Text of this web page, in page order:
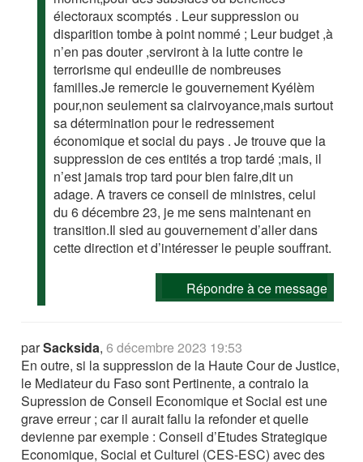
électoraux scomptés . Leur suppression ou
disparition tombe à point nommé ; Leur budget ,à
n’en pas douter ,serviront à la lutte contre le
terrorisme qui endeuille de nombreuses
familles.Je remercie le gouvernement Kyélèm
pour,non seulement sa clairvoyance,mais surtout
sa détermination pour le redressement
économique et social du pays . Je trouve que la
suppression de ces entités a trop tardé ;mais, il
n’est jamais trop tard pour bien faire,dit un
adage. A travers ce conseil de ministres, celui
du 6 décembre 23, je me sens maintenant en
transition.Il sied au gouvernement d’aller dans
cette direction et d’intéresser le peuple souffrant.
Répondre à ce message
parSacksida,6 décembre 2023 19:53
En outre, si la suppression de la Haute Cour de Justice,
le Mediateur du Faso sont Pertinente, a contraio la
Supression de Conseil Economique et Social est une
grave erreur ; car il aurait fallu la refonder et quelle
devienne par exemple : Conseil d’Etudes Strategique
Economique, Social et Culturel (CES-ESC) avec des